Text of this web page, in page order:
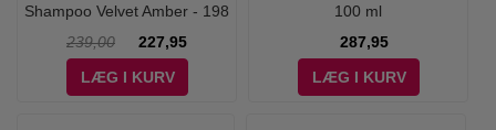
Shampoo Velvet Amber - 198
239,00
227,95
LÆG I KURV
100 ml
287,95
LÆG I KURV